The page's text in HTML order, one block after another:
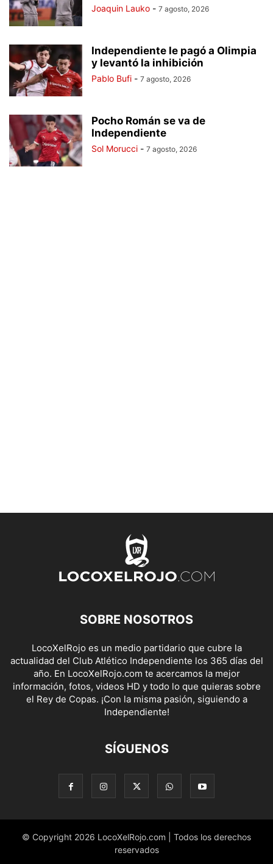
Joaquin Lauko - 7 agosto, 2026
Independiente le pagó a Olimpia
y levantó la inhibición
Pablo Bufi - 7 agosto, 2026
Pocho Román se va de
Independiente
Sol Morucci - 7 agosto, 2026
SOBRE NOSOTROS
LocoXelRojo es un medio partidario que cubre la
actualidad del Club Atlético Independiente los 365 días del
año. En LocoXelRojo.com te acercamos la mejor
información, fotos, videos HD y todo lo que quieras sobre
el Rey de Copas. ¡Con la misma pasión, siguiendo a
Independiente!
SÍGUENOS
© Copyright 2026 LocoXelRojo.com | Todos los derechos
reservados